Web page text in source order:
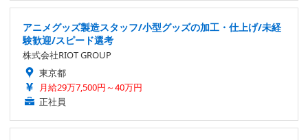
アニメグッズ製造スタッフ/小型グッズの加工・仕上げ/未経
験歓迎/スピード選考
株式会社RIOT GROUP
東京都
月給29万7,500円～40万円
正社員